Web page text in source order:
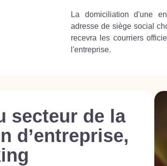
La domiciliation d'une
adresse de siège social
recevra les courriers
l'entreprise.
secteur de la
d’entreprise,